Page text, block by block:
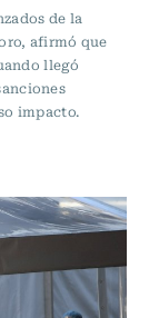
de la
afirmó que
llegó
impacto.